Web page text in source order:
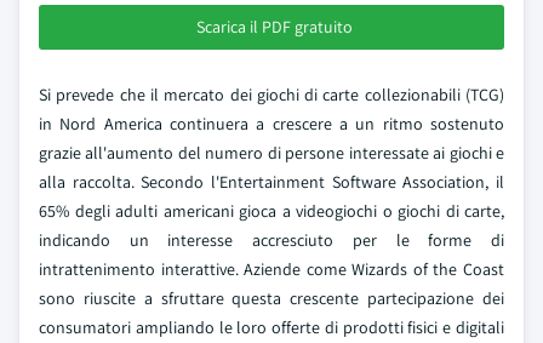
Scarica il PDF gratuito
Si prevede che il mercato dei giochi di carte collezionabili (TCG)
in Nord America continuera a crescere a un ritmo sostenuto
grazie all'aumento del numero di persone interessate ai giochi e
alla raccolta. Secondo l'Entertainment Software Association, il
65% degli adulti americani gioca a videogiochi o giochi di carte,
indicando un interesse accresciuto per le forme di
intrattenimento interattive. Aziende come Wizards of the Coast
sono riuscite a sfruttare questa crescente partecipazione dei
consumatori ampliando le loro offerte di prodotti fisici e digitali